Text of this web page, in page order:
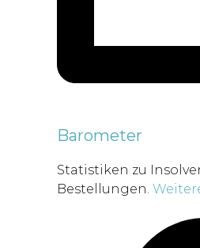
Barometer
Statistiken zu
Bestellungen.